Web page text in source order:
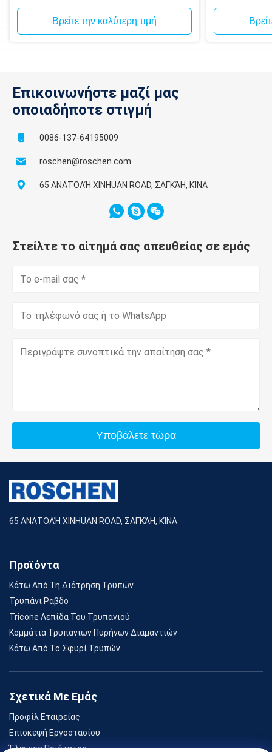
Βρείτε την καλύτερη τιμή
κυκλοφορία
Επικοινωνήστε μαζί μας
οποιαδήποτε στιγμή
0086-137-64195009
roschen@roschen.com
65 ΑΝΑΤΟΛΉ XINHUAN ROAD, ΣΑΓΚΆΗ, ΚΊΝΑ
Στείλτε το αίτημά σας απευθείας σε εμάς
Υποβάλετε τώρα
65 ΑΝΑΤΟΛΉ XINHUAN ROAD, ΣΑΓΚΆΗ, ΚΊΝΑ
Προϊόντα
Κάτω Από Τη Διάτρηση Τρυπών
Τρυπάνι Ράβδο
Tricone Λεπίδα Του Τρυπανιού
Κομμάτια Τρυπανιών Πυρήνων Διαμαντιών
Κάτω Από Το Σφυρί Τρυπών
Σχετικά Με Εμάς
Προφίλ Εταιρείας
Επισκεψή Εργοστασίου
Έλεγχος Ποιότητας